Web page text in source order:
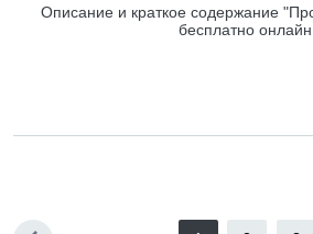
Описание и краткое содержание
бесплатно онлайн.